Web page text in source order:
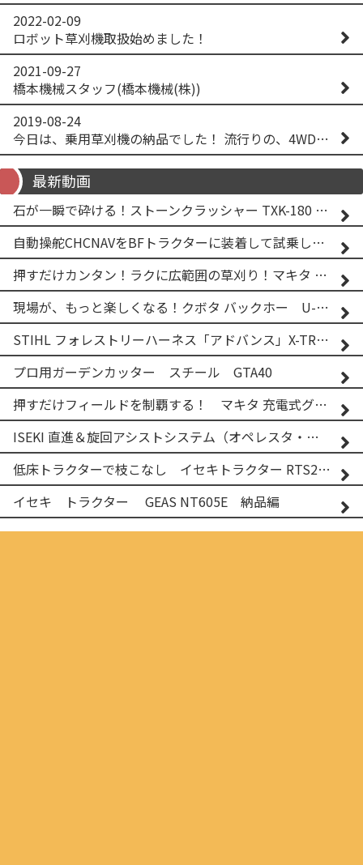
2022-02-09
ロボット草刈機取扱始めました！
2021-09-27
橋本機械スタッフ(橋本機械(株))
2019-08-24
今日は、乗用草刈機の納品でした！ 流行りの、4WD！ #イセキアグリ #オーレック #四駆 #増税間近
最新動画
石が一瞬で砕ける！ストーンクラッシャー TXK-180 実演
自動操舵CHCNAVをBFトラクターに装着して試乗してみた！！ CHCNAV NX610
押すだけカンタン！ラクに広範囲の草刈り！マキタ バッテリー式草刈り機 MUG001G 2
現場が、もっと楽しくなる！クボタ バックホー U-25-3A
STIHL フォレストリーハーネス「アドバンス」X-TREEm
プロ用ガーデンカッター スチール GTA40
押すだけフィールドを制覇する！ マキタ 充電式グランドトリマー MUG001G
ISEKI 直進＆旋回アシストシステム（オペレスタ・ターン）搭載 イセキ 乗用田植機 PRJ8D-ZJL
低床トラクターで枝こなし イセキトラクター RTS205NS & フレールモア FNC1202F
イセキ トラクター GEAS NT605E 納品編